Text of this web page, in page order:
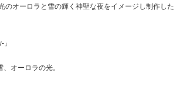
のオーロラと雪の輝く神聖な夜をイメージし制作した
オーロラの光。